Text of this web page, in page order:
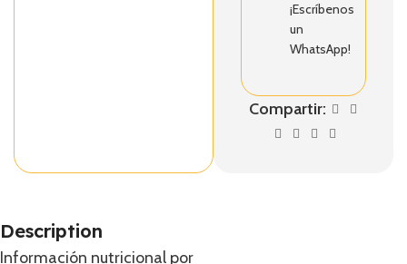
¡Escríbenos
un
WhatsApp!
Compartir:
Description
Información nutricional por